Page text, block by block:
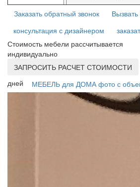
Заказать обратный звонок
консультация с дизайнером
Стоимость мебели рассчитывается
индивидуально
ЗАПРОСИТЬ РАСЧЕТ СТОИМОСТИ
дней
МЕБЕЛЬ для ДОМА фото с